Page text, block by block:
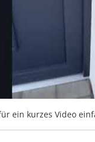
ein kurzes Video